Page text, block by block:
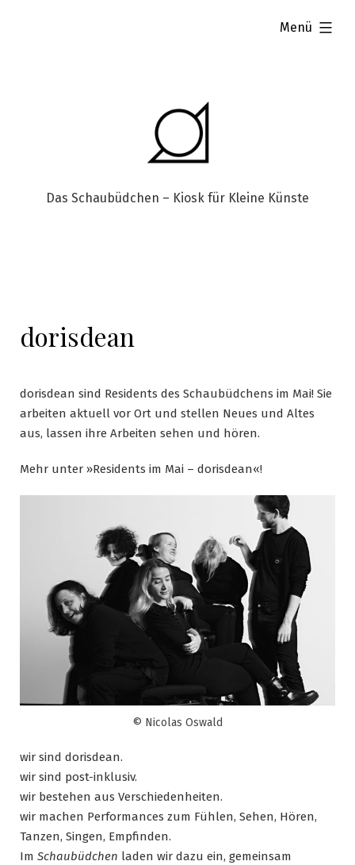
Das Schaubüdchen – Kiosk für Kleine Künste
Menü
aufgeklappt
dorisdean
dorisdean sind Residents des Schaubüdchens im Mai! Sie
arbeiten aktuell vor Ort und stellen Neues und Altes
aus, lassen ihre Arbeiten sehen und hören.
Mehr unter »Residents im Mai – dorisdean«!
© Nicolas Oswald
wir sind dorisdean.
wir sind post-inklusiv.
wir bestehen aus Verschiedenheiten.
wir machen Performances zum Fühlen, Sehen, Hören,
Tanzen, Singen, Empfinden.
Im Schaubüdchen laden wir dazu ein, gemeinsam